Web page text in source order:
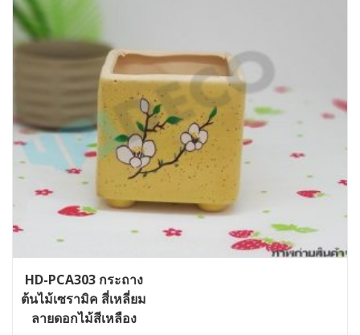
HD-PCA303 กระถาง
ต้นไม้เซรามิค สี่เหลี่ยม
ลายดอกไม้สีเหลือง